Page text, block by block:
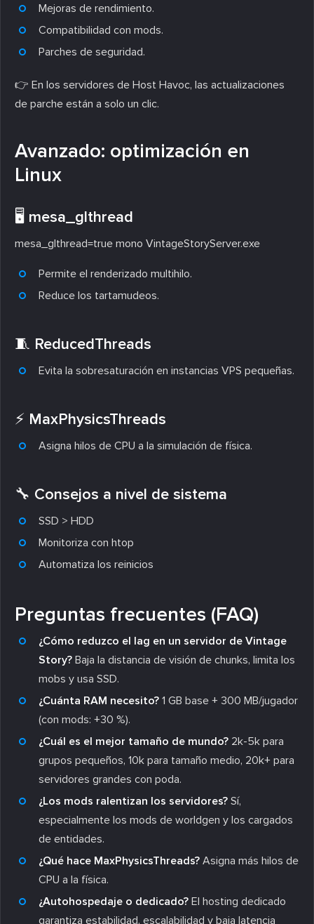
Mejoras de rendimiento.
Compatibilidad con mods.
Parches de seguridad.
👉 En los servidores de Host Havoc, las actualizaciones
de parche están a solo un clic.
Avanzado: optimización en
Linux
🖥️ mesa_glthread
mesa_glthread=true mono VintageStoryServer.exe
Permite el renderizado multihilo.
Reduce los tartamudeos.
🧵 ReducedThreads
Evita la sobresaturación en instancias VPS pequeñas.
⚡ MaxPhysicsThreads
Asigna hilos de CPU a la simulación de física.
🔧 Consejos a nivel de sistema
SSD > HDD
Monitoriza con htop
Automatiza los reinicios
Preguntas frecuentes (FAQ)
¿Cómo reduzco el lag en un servidor de Vintage
Story? Baja la distancia de visión de chunks, limita los
mobs y usa SSD.
¿Cuánta RAM necesito? 1 GB base + 300 MB/jugador
(con mods: +30 %).
¿Cuál es el mejor tamaño de mundo? 2k-5k para
grupos pequeños, 10k para tamaño medio, 20k+ para
servidores grandes con poda.
¿Los mods ralentizan los servidores? Sí,
especialmente los mods de worldgen y los cargados
de entidades.
¿Qué hace MaxPhysicsThreads? Asigna más hilos de
CPU a la física.
¿Autohospedaje o dedicado? El hosting dedicado
garantiza estabilidad, escalabilidad y baja latencia